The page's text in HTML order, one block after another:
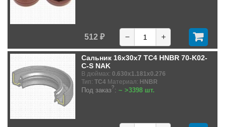
512 ₽ − +
Сальник 16x30x7 TC4 HNBR 70-K02-
C-S NAK
В дюймах: 0.630x1.181x0.276
Тип: TC4 Материал: HNBR
Под заказ?: ~ >3398 шт.